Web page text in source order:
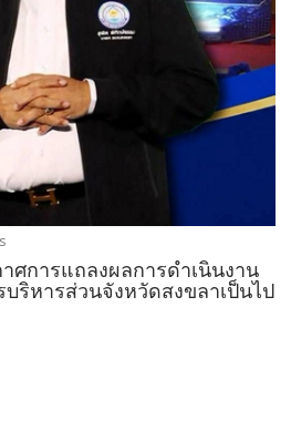
ศการแถลงผลการดำเนินงาน
ริหารส่วนจังหวัดสงขลาเป็นไป